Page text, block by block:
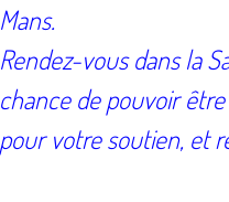
Mans.
Rendez-vous dans la
chance de pouvoir
pour votre soutien, et